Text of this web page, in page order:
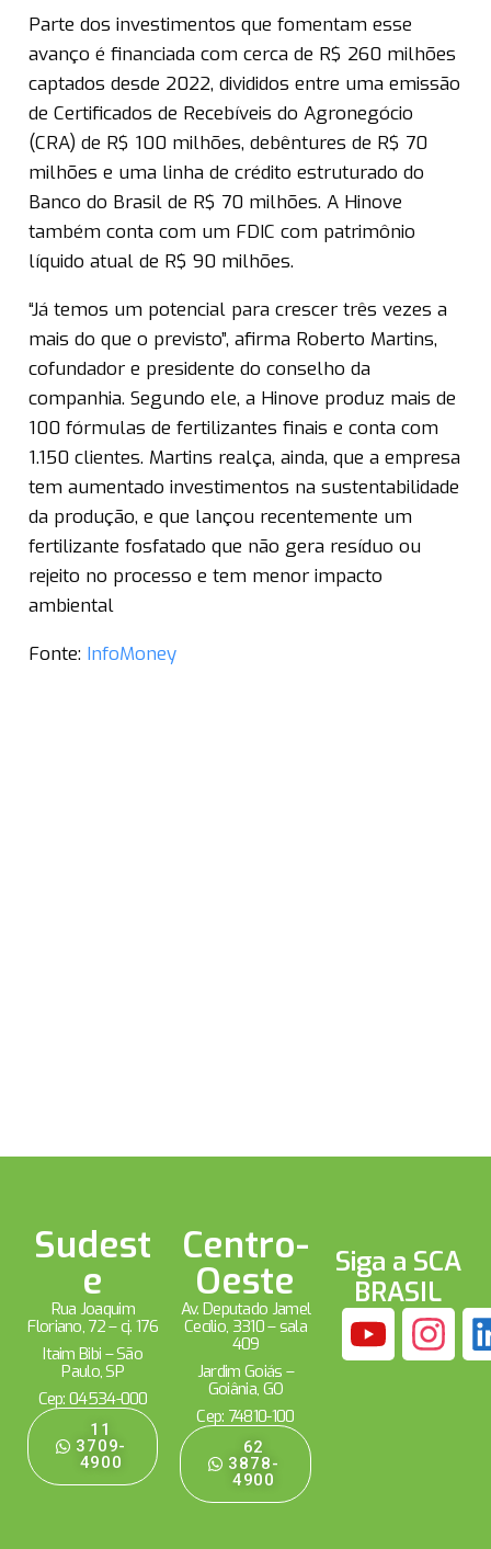
Parte dos investimentos que fomentam esse
avanço é financiada com cerca de R$ 260 milhões
captados desde 2022, divididos entre uma emissão
de Certificados de Recebíveis do Agronegócio
(CRA) de R$ 100 milhões, debêntures de R$ 70
milhões e uma linha de crédito estruturado do
Banco do Brasil de R$ 70 milhões. A Hinove
também conta com um FDIC com patrimônio
líquido atual de R$ 90 milhões.
“Já temos um potencial para crescer três vezes a
mais do que o previsto”, afirma Roberto Martins,
cofundador e presidente do conselho da
companhia. Segundo ele, a Hinove produz mais de
100 fórmulas de fertilizantes finais e conta com
1.150 clientes. Martins realça, ainda, que a empresa
tem aumentado investimentos na sustentabilidade
da produção, e que lançou recentemente um
fertilizante fosfatado que não gera resíduo ou
rejeito no processo e tem menor impacto
ambiental
Fonte: InfoMoney
Sudest
e
Rua Joaquim
Floriano, 72 – cj. 176
Itaim Bibi – São
Paulo, SP
Cep: 04534-000
11
3709-
4900
Centro-
Oeste
Av. Deputado Jamel
Cecílio, 3310 – sala
409
Jardim Goiás –
Goiânia, GO
Cep: 74810-100
62
3878-
4900
Siga a SCA
BRASIL